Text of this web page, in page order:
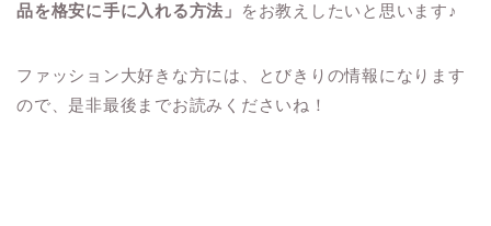
品を格安に手に入れる方法」
をお教えしたいと思います♪
ファッション大好きな方には、とびきりの情報になります
ので、是非最後までお読みくださいね！